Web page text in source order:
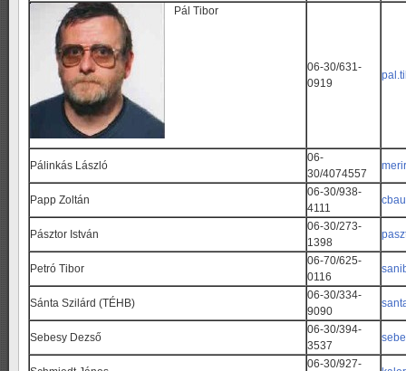
Pál Tibor
06-30/631-
0919
Pálinkás László
06-
30/4074557
Papp Zoltán
06-30/938-
4111
Pásztor István
06-30/273-
1398
Petró Tibor
06-70/625-
0116
Sánta Szilárd (TÉHB)
06-30/334-
9090
Sebesy Dezső
06-30/394-
3537
06-30/927-